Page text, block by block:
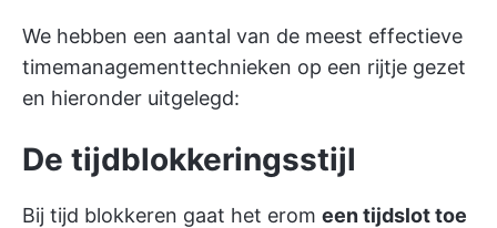
We hebben een aantal van de meest effectieve
timemanagementtechnieken op een rijtje gezet
en hieronder uitgelegd:
De tijdblokkeringsstijl
Bij tijd blokkeren gaat het erom een tijdslot toe